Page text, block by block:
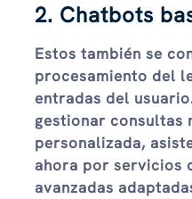
2. Chatbots
Estos también se
procesamiento del
entradas del
gestionar consultas
personalizada,
ahora por servicios
avanzadas